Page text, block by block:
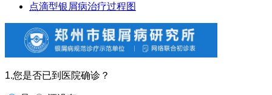
点滴型银屑病治疗过程图
1.您是否已到医院确诊？